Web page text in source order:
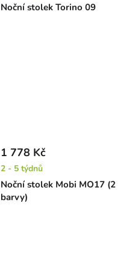
Noční stolek Torino 09
Noční stolek Mobi MO17 (2
barvy)
1 778 Kč
2 - 5 týdnů